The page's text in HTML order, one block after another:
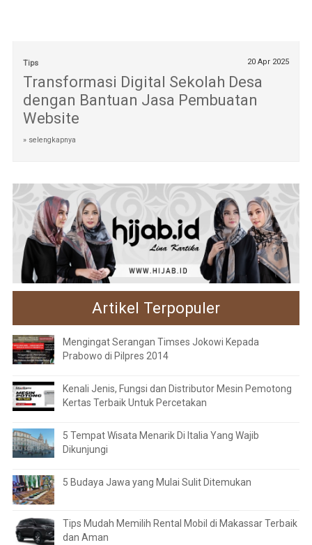
Tips 20 Apr 2025
Transformasi Digital Sekolah Desa
dengan Bantuan Jasa Pembuatan
Website
» selengkapnya
Artikel Terpopuler
Mengingat Serangan Timses Jokowi Kepada
Prabowo di Pilpres 2014
Kenali Jenis, Fungsi dan Distributor Mesin Pemotong
Kertas Terbaik Untuk Percetakan
5 Tempat Wisata Menarik Di Italia Yang Wajib
Dikunjungi
5 Budaya Jawa yang Mulai Sulit Ditemukan
Tips Mudah Memilih Rental Mobil di Makassar Terbaik
dan Aman